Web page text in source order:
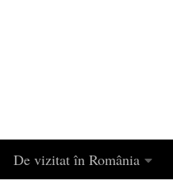
De vizitat în România